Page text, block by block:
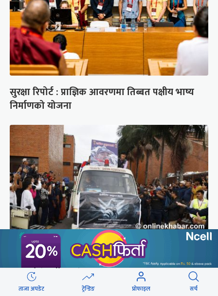
सुरक्षा रिपोर्ट : प्राज्ञिक आवरणमा तिब्बत पक्षीय भाष्य
निर्माणको योजना
ब्रोड पिकमा ज्यान गुमाएका युक्तको शव काठमाडौं
ल्याइयो (तस्वीरहरू)
ताजा अपडेट ट्रेन्डिङ प्रोफाइल सर्च